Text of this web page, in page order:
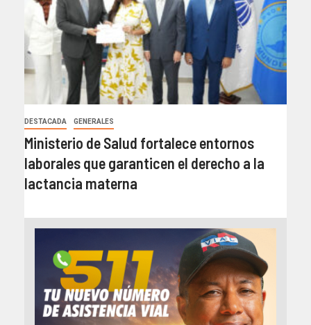
DESTACADA GENERALES
Ministerio de Salud fortalece entornos
laborales que garanticen el derecho a la
lactancia materna